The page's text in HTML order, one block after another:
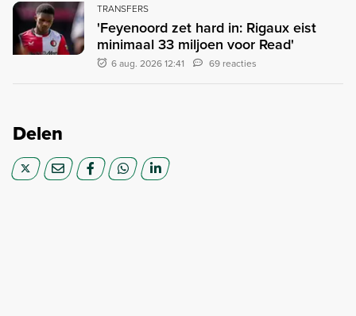
TRANSFERS
'Feyenoord zet hard in: Rigaux eist
minimaal 33 miljoen voor Read'
6 aug. 2026 12:41 69 reacties
Delen